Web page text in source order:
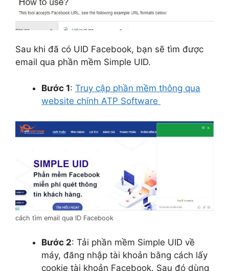
Sau khi đã có UID Facebook, bạn sẽ tìm được
email qua phần mềm Simple UID.
Bước 1: Truy cập phần mềm thông qua
website chính ATP Software
cách tìm email qua ID Facebook
Bước 2: Tải phần mềm Simple UID về
máy, đăng nhập tài khoản bằng cách lấy
cookie tài khoản Facebook. Sau đó dùng